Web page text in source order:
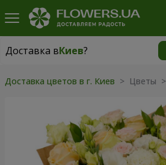
Доставка вКиев?
Доставка вКиев
Доставка цветов в г. Киев > Цветы >